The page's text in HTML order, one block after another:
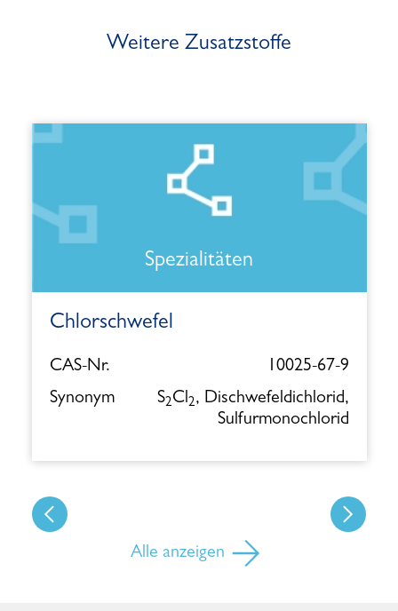
Weitere Zusatzstoffe
Spezialitäten
Chlorschwefel
CAS-Nr.
10025-67-9
Synonym
S2Cl2, Dischwefeldichlorid,
Sulfurmonochlorid
Alle anzeigen